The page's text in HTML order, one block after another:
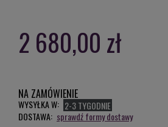
2 680,00 zł
NA ZAMÓWIENIE
WYSYŁKA W: 2-3 TYGODNIE
DOSTAWA: sprawdź formy dostawy